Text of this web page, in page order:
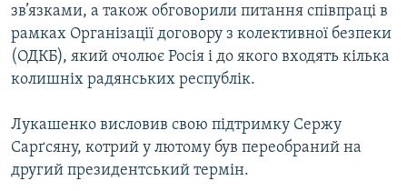
зв’язками, а також обговорили питання співпраці в
рамках Організації договору з колективної безпеки
(ОДКБ), який очолює Росія і до якого входять кілька
колишніх радянських республік.
Лукашенко висловив свою підтримку Сержу
Сарґсяну, котрий у лютому був переобраний на
другий президентський термін.